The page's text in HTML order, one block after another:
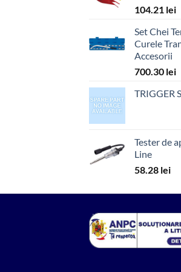
104.21 lei
Set Chei
Curele
Accesorii
700.30 lei
TRIGGER
Tester de
Line
58.28 lei